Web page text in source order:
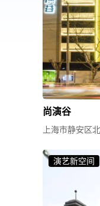
尚演谷
上海市静安区
演艺新空间